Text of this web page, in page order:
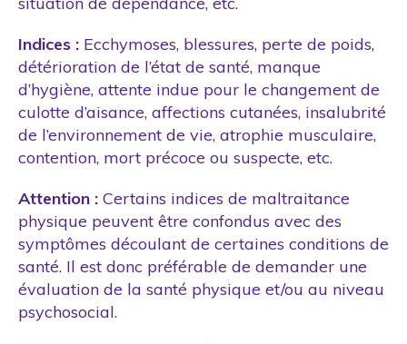
Indices : Ecchymoses, blessures, perte de poids,
détérioration de l’état de santé, manque
d’hygiène, attente indue pour le changement de
culotte d’aisance, affections cutanées, insalubrité
de l’environnement de vie, atrophie musculaire,
contention, mort précoce ou suspecte, etc.
Attention : Certains indices de maltraitance
physique peuvent être confondus avec des
symptômes découlant de certaines conditions de
santé. Il est donc préférable de demander une
évaluation de la santé physique et/ou au niveau
psychosocial.